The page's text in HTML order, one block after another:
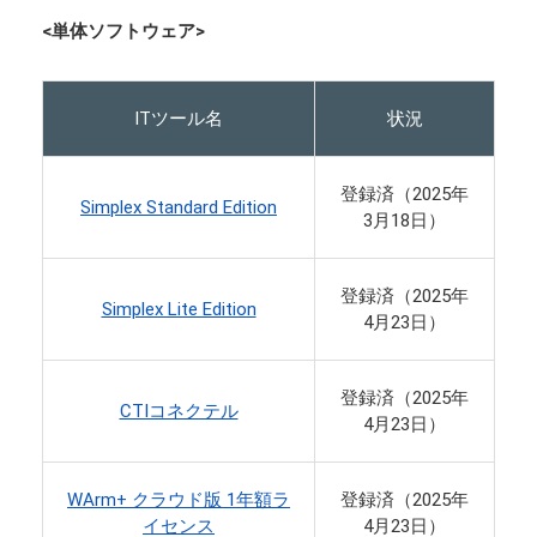
<単体ソフトウェア>
ITツール名 状況
Simplex Standard Edition
登録済（2025年
3月18日）
Simplex Lite Edition
登録済（2025年
4月23日）
CTIコネクテル
登録済（2025年
4月23日）
WArm+ クラウド版 1年額ラ
イセンス
登録済（2025年
4月23日）